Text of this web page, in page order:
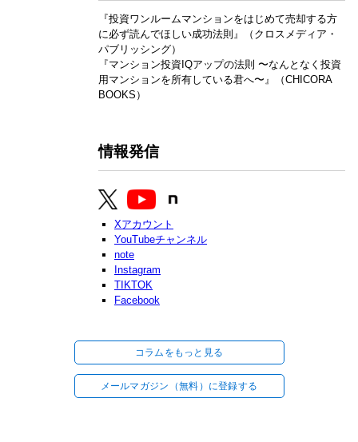
『投資ワンルームマンションをはじめて売却する方
に必ず読んでほしい成功法則』（クロスメディア・
パブリッシング）
『マンション投資IQアップの法則 〜なんとなく投資
用マンションを所有している君へ〜』（CHICORA
BOOKS）
情報発信
Xアカウント
YouTubeチャンネル
note
Instagram
TIKTOK
Facebook
コラムをもっと見る
メールマガジン（無料）に登録する